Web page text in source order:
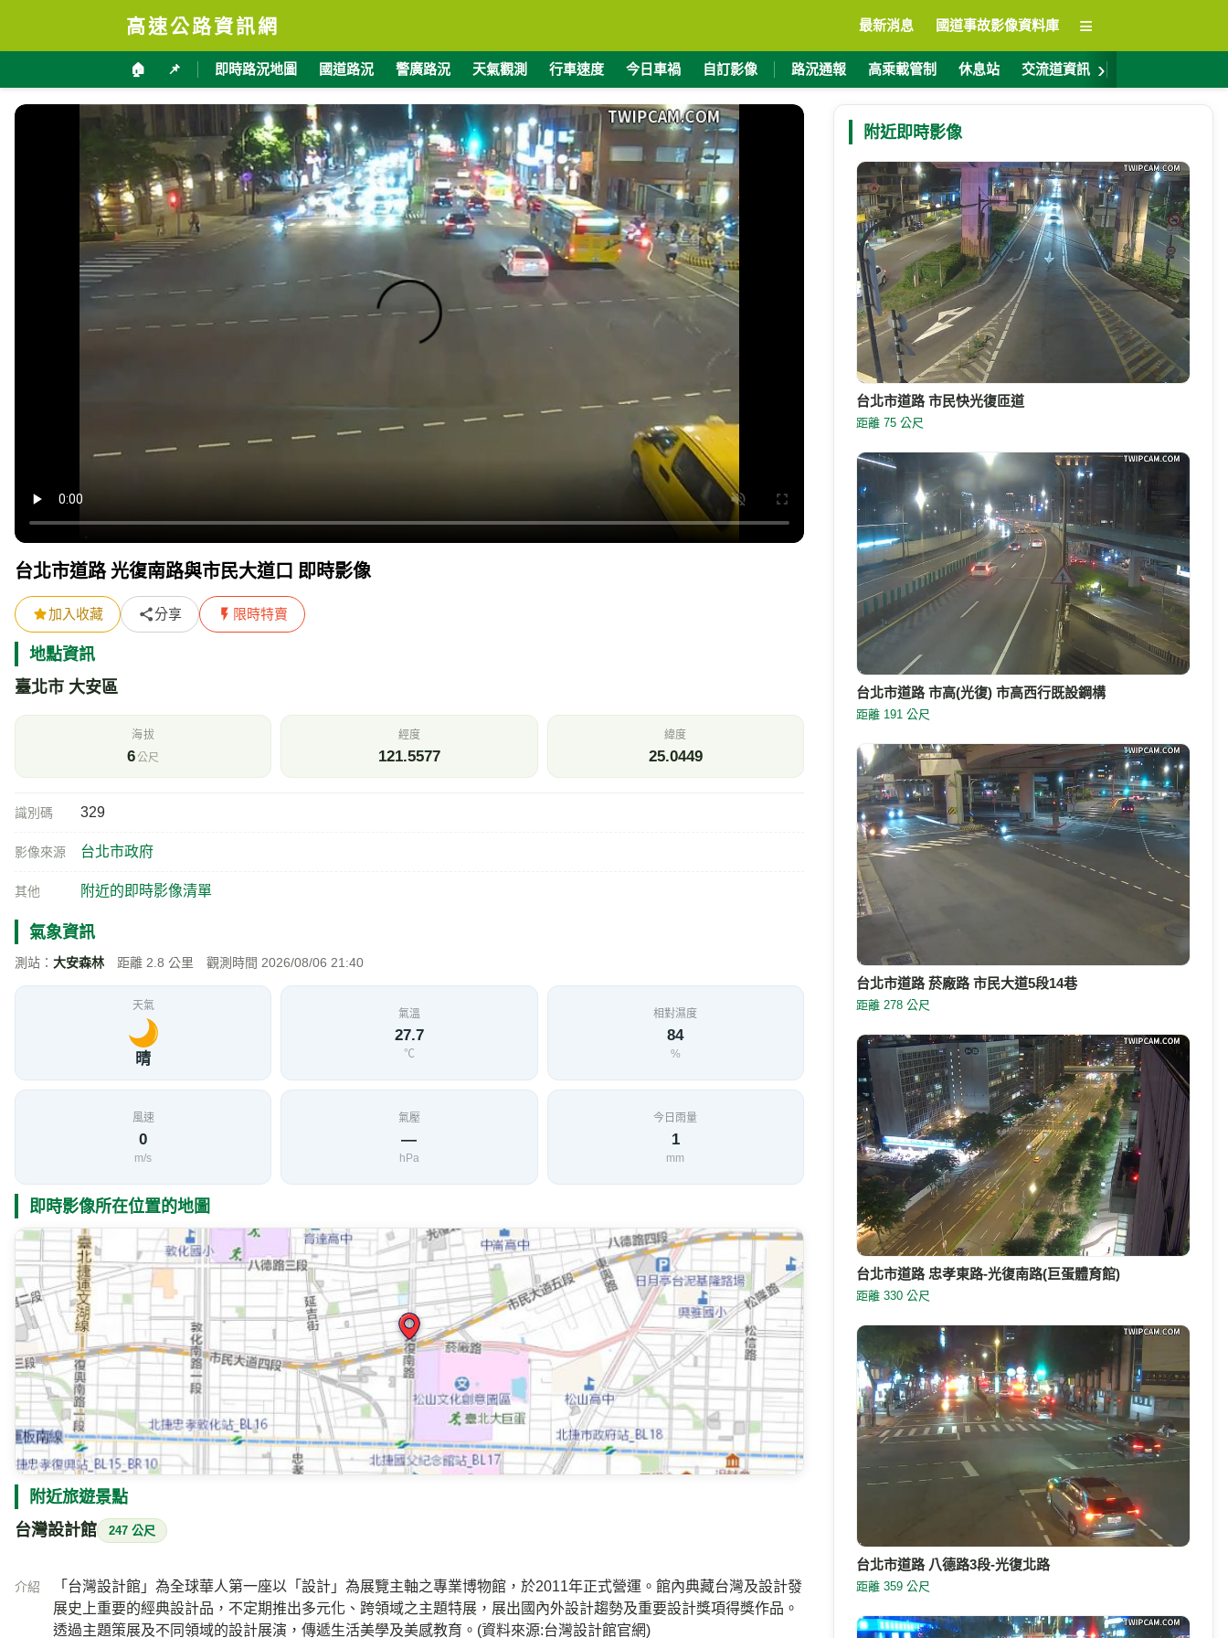
高速公路資訊網 最新消息 國道事故影像資料庫 ≡
🏠 📌 即時路況地圖 國道路況 警廣路況 天氣觀測 行車速度 今日車禍 自訂影像 路況通報 高乘載管制 休息站 交流道資訊 ›
台北市道路 光復南路與市民大道口 即時影像
加入收藏 分享 限時特賣
地點資訊
臺北市 大安區
海拔
6公尺
經度
121.5577
緯度
25.0449
識別碼 329
影像來源 台北市政府
其他 附近的即時影像清單
氣象資訊
測站： 大安森林 距離 2.8 公里 觀測時間 2026/08/06 21:40
天氣
晴
氣溫
27.7
℃
相對濕度
84
%
風速
0
m/s
氣壓
—
hPa
今日雨量
1
mm
即時影像所在位置的地圖
附近旅遊景點
台灣設計館 247 公尺
介紹
「台灣設計館」為全球華人第一座以「設計」為展覽主軸之專業博物館，於2011年正式營運。館內典藏台灣及設計發
展史上重要的經典設計品，不定期推出多元化、跨領域之主題特展，展出國內外設計趨勢及重要設計獎項得獎作品。
透過主題策展及不同領域的設計展演，傳遞生活美學及美感教育。(資料來源:台灣設計館官網)
附近即時影像
台北市道路 市民快光復匝道
距離 75 公尺
台北市道路 市高(光復) 市高西行既設鋼構
距離 191 公尺
台北市道路 菸廠路 市民大道5段14巷
距離 278 公尺
台北市道路 忠孝東路-光復南路(巨蛋體育館)
距離 330 公尺
台北市道路 八德路3段-光復北路
距離 359 公尺